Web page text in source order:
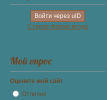
Войти через uID
Старая форма входа
Мой опрос
Оцените мой сайт
Отлично